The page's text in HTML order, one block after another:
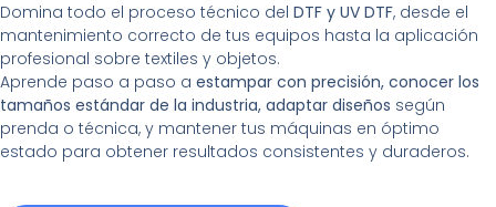
Domina todo el proceso técnico del DTF y UV DTF, desde el
mantenimiento correcto de tus equipos hasta la aplicación
profesional sobre textiles y objetos.
Aprende paso a paso a estampar con precisión, conocer los
tamaños estándar de la industria, adaptar diseños según
prenda o técnica, y mantener tus máquinas en óptimo
estado para obtener resultados consistentes y duraderos.